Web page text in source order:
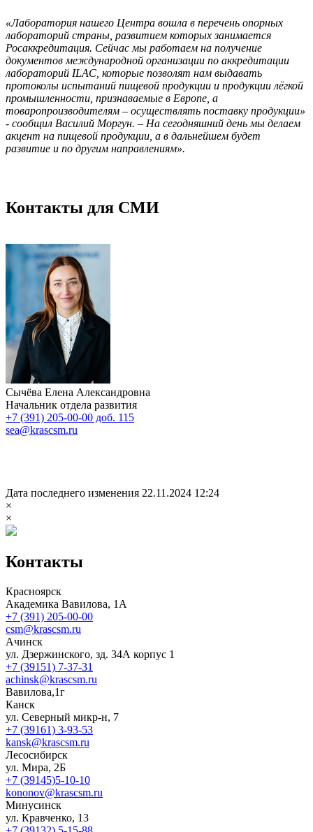
«Лаборатория нашего Центра вошла в перечень опорных
лабораторий страны, развитием которых занимается
Росаккредитация. Сейчас мы работаем на получение
документов международной организации по аккредитации
лабораторий ILAC, которые позволят нам выдавать
протоколы испытаний пищевой продукции и продукции лёгкой
промышленности, признаваемые в Европе, а
товаропроизводителям – осуществлять поставку продукции»
- сообщил Василий Моргун. – На сегодняшний день мы делаем
акцент на пищевой продукции, а в дальнейшем будет
развитие и по другим направлениям».
Контакты для СМИ
Сычёва Елена Александровна
Начальник отдела развития
+7 (391) 205-00-00 доб. 115
sea@krascsm.ru
Дата последнего изменения 22.11.2024 12:24
×
×
Контакты
Красноярск
Академика Вавилова, 1А
+7 (391) 205-00-00
csm@krascsm.ru
Ачинск
ул. Дзержинского, зд. 34А корпус 1
+7 (39151) 7-37-31
achinsk@krascsm.ru
Вавилова,1г
Канск
ул. Северный микр-н, 7
+7 (39161) 3-93-53
kansk@krascsm.ru
Лесосибирск
ул. Мира, 2Б
+7 (39145)5-10-10
kononov@krascsm.ru
Минусинск
ул. Кравченко, 13